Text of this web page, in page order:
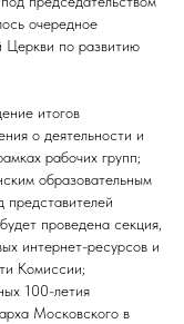
очередное
Церкви по развитию
итогов
о деятельности и
рабочих групп;
образовательным
представителей
проведена секция,
интернет-ресурсов и
Комиссии;
100-летия
Московского в